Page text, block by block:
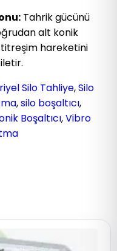
Tahrik gücünü
alt konik
hareketini
Silo Tahliye,Silo
,silo boşaltıcı,
Boşaltıcı,Vibro